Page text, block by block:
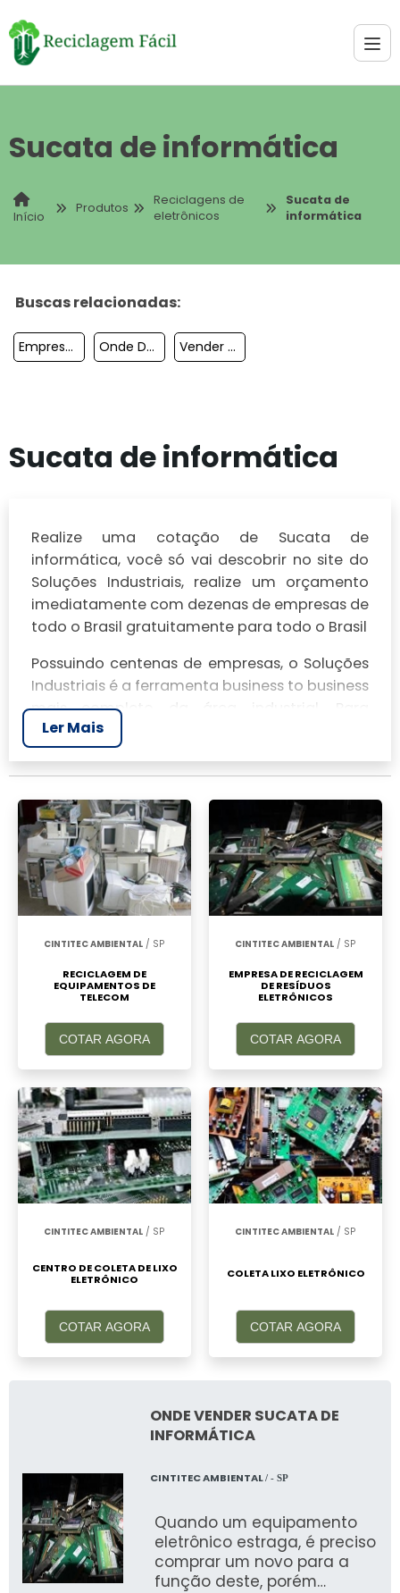
Sucata de informática
Início
Produtos
Reciclagens de
eletrônicos
Sucata de
informática
Buscas relacionadas:
Empresas Que Trabalham Com Reciclagem De Lixo Eletrônico Onde Descartar Equipamentos Eletrônicos Vender Lixo Eletrônico
Sucata de informática
Realize uma cotação de Sucata de
informática, você só vai descobrir no site do
Soluções Industriais, realize um orçamento
imediatamente com dezenas de empresas de
todo o Brasil gratuitamente para todo o Brasil
Possuindo centenas de empresas, o Soluções
Industriais é a ferramenta business to business
mais completo da área industrial. Para
realizar um orçamento de Sucata de
informática, clique em um ou mais dos
anuciantes a seguir:
Ler Mais
CINTITEC AMBIENTAL / SP
RECICLAGEM DE
EQUIPAMENTOS DE
TELECOM
COTAR AGORA
CINTITEC AMBIENTAL / SP
EMPRESA DE RECICLAGEM
DE RESÍDUOS
ELETRÔNICOS
COTAR AGORA
CINTITEC AMBIENTAL / SP
CENTRO DE COLETA DE LIXO
ELETRÔNICO
COTAR AGORA
CINTITEC AMBIENTAL / SP
COLETA LIXO ELETRÔNICO
COTAR AGORA
ONDE VENDER SUCATA DE
INFORMÁTICA
CINTITEC AMBIENTAL/ - SP
Quando um equipamento
eletrônico estraga, é preciso
comprar um novo para a
função deste, porém